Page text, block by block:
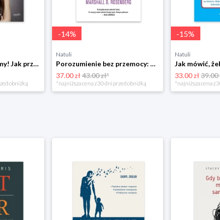
Już się nie rozumiemy! Jak przeżyć czas trzaskających drzwi Esprit
obniżką
-14%
Natuli
Porozumienie bez przemocy: o języku życia Czarna owca
37.00 zł43.00 zł*
*najniższa cena z 30 dni przed obniżką
-15%
Natuli
33.00 zł39.00
*najniższa cena z